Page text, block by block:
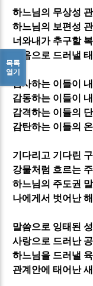
하느님의 무상성
하느님의 보편성
너와내가 추구할
믿음으로 드러낼
감사하는 이들이
감동하는 이들이
감격하는 이들의
감탄하는 이들의
기다리고 기다린
강물처럼 흐르는
하느님의 주도권
나에게서 벗어난
말씀으로 잉태된
사랑으로 드러난
하느님을 드러낼
관계안에 태어난
목록
열기